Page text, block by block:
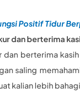
Positif Tidur
dan berterima
dan berterima
saling
kalian lebih